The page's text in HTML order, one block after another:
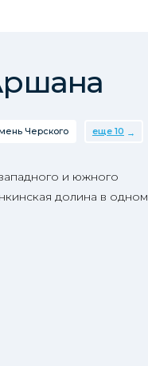
Черского еще 10
и южного
долина в одном